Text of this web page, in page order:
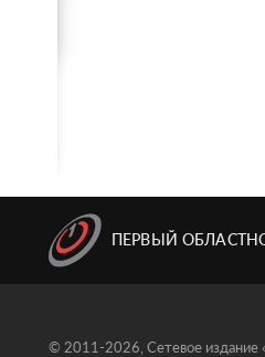
ПЕРВЫЙ
© 2011-2026, Сетевое издание